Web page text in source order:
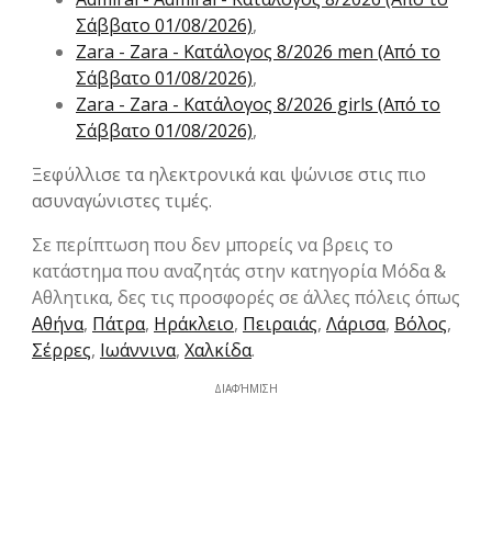
Σάββατο 01/08/2026),
Zara - Zara - Kατάλογος 8/2026 men (Από το
Σάββατο 01/08/2026),
Zara - Zara - Kατάλογος 8/2026 girls (Από το
Σάββατο 01/08/2026),
Ξεφύλλισε τα ηλεκτρονικά και ψώνισε στις πιο
ασυναγώνιστες τιμές.
Σε περίπτωση που δεν μπορείς να βρεις το
κατάστημα που αναζητάς στην κατηγορία Μόδα &
Aθλητικα, δες τις προσφορές σε άλλες πόλεις όπως
Αθήνα, Πάτρα, Ηράκλειο, Πειραιάς, Λάρισα, Βόλος,
Σέρρες, Ιωάννινα, Χαλκίδα.
ΔΙΑΦΉΜΙΣΗ